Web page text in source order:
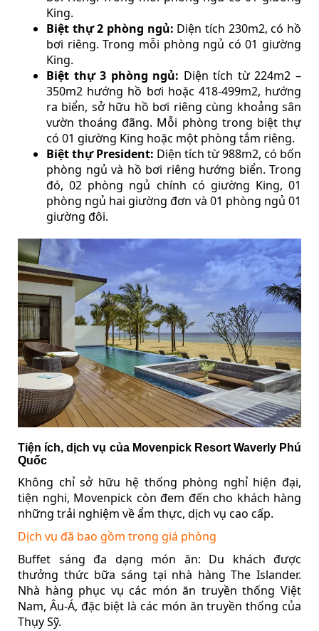
King.
Biệt thự 2 phòng ngủ: Diện tích 230m2, có hồ
bơi riêng. Trong mỗi phòng ngủ có 01 giường
King.
Biệt thự 3 phòng ngủ: Diện tích từ 224m2 –
350m2 hướng hồ bơi hoặc 418-499m2, hướng
ra biển, sở hữu hồ bơi riêng cùng khoảng sân
vườn thoáng đãng. Mỗi phòng trong biệt thự
có 01 giường King hoặc một phòng tắm riêng.
Biệt thự President: Diện tích từ 988m2, có bốn
phòng ngủ và hồ bơi riêng hướng biển. Trong
đó, 02 phòng ngủ chính có giường King, 01
phòng ngủ hai giường đơn và 01 phòng ngủ 01
giường đôi.
Tiện ích, dịch vụ của Movenpick Resort Waverly Phú
Quốc
Không chỉ sở hữu hệ thống phòng nghỉ hiện đại,
tiện nghi, Movenpick còn đem đến cho khách hàng
những trải nghiệm về ẩm thực, dịch vụ cao cấp.
Dịch vụ đã bao gồm trong giá phòng
Buffet sáng đa dạng món ăn: Du khách được
thưởng thức bữa sáng tại nhà hàng The Islander.
Nhà hàng phục vụ các món ăn truyền thống Việt
Nam, Âu-Á, đặc biệt là các món ăn truyền thống của
Thụy Sỹ.